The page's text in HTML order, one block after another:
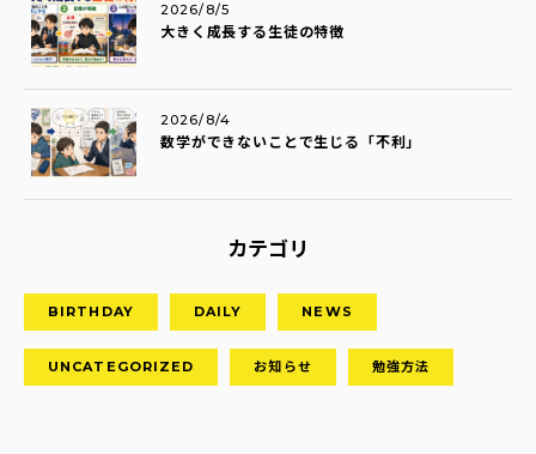
大きく成長する生徒の特徴
2026/8/5
数学ができないことで生じる「不利」
2026/8/4
カテゴリ
BIRTHDAY DAILY NEWS
UNCATEGORIZED お知らせ 勉強方法